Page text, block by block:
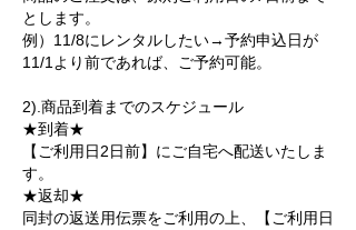
とします。
例）11/8にレンタルしたい→予約申込日が
11/1より前であれば、ご予約可能。
2).商品到着までのスケジュール
★到着★
【ご利用日2日前】にご自宅へ配送いたしま
す。
★返却★
同封の返送用伝票をご利用の上、【ご利用日